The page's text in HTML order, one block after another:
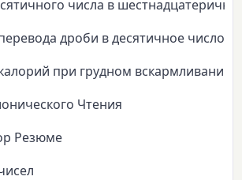
числа в
дроби в десятичное число
при грудном вскармливании
Чтения
Резюме